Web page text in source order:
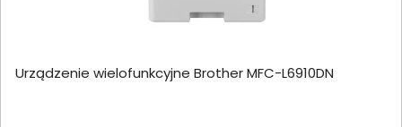
Urządzenie wielofunkcyjne Brother MFC-L6910DN